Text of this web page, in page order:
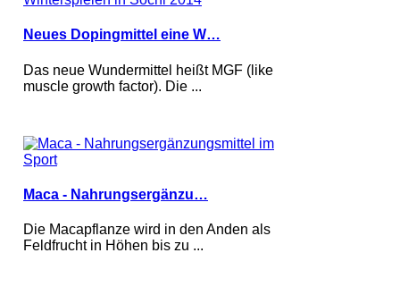
Neues Dopingmittel eine W…
Das neue Wundermittel heißt MGF (like
muscle growth factor). Die ...
Maca - Nahrungsergänzu…
Die Macapflanze wird in den Anden als
Feldfrucht in Höhen bis zu ...